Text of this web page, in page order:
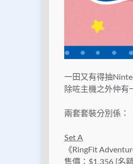
一田又有得抽
除咗主機之外仲有
兩套套裝分別係：
Set A
《RingFit
售價：$1,356 [名